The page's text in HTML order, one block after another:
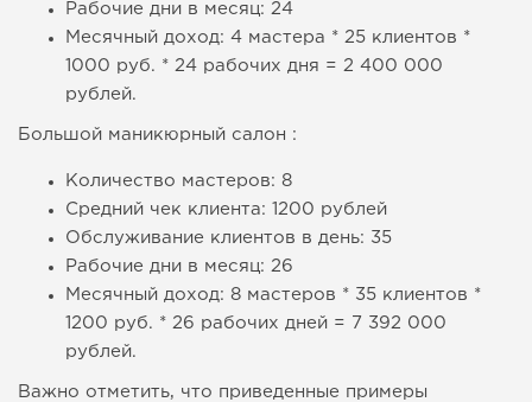
Рабочие дни в месяц: 24
Месячный доход: 4 мастера * 25 клиентов *
1000 руб. * 24 рабочих дня = 2 400 000
рублей.
Большой маникюрный салон :
Количество мастеров: 8
Средний чек клиента: 1200 рублей
Обслуживание клиентов в день: 35
Рабочие дни в месяц: 26
Месячный доход: 8 мастеров * 35 клиентов *
1200 руб. * 26 рабочих дней = 7 392 000
рублей.
Важно отметить, что приведенные примеры